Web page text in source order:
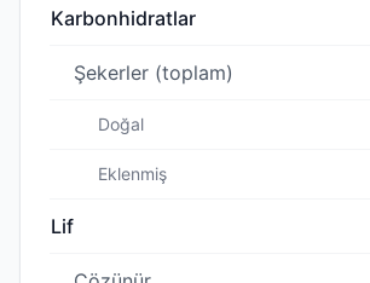
Karbonhidratlar
Şekerler (toplam)
Doğal
Eklenmiş
Lif